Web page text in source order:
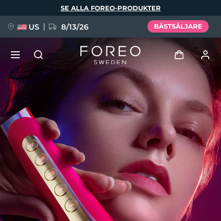
SE ALLA FOREO-PRODUKTER
US 8/13/26 BÄSTSÄLJARE
Logga in
Användarprofil
Mina enheter
Mina beställningar
Mina adresser
Mina prenumerationer
NYHET
FAQ™ Pure Beauty-Tech Elixir
BREAKING NEWS
issa™ Teeth Whitening Set
Språk
English Deutsch
Español
Français
Italiano
Português
Polski
Svenska
Русский
Türkçe
简体中文 繁體中文